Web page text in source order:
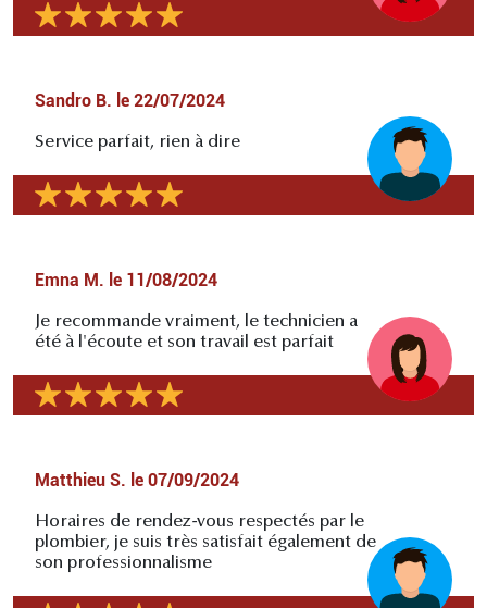
Sandro B. le 22/07/2024
Service parfait, rien à dire
Emna M. le 11/08/2024
Je recommande vraiment, le technicien a
été à l'écoute et son travail est parfait
Matthieu S. le 07/09/2024
Horaires de rendez-vous respectés par le
plombier, je suis très satisfait également de
son professionnalisme